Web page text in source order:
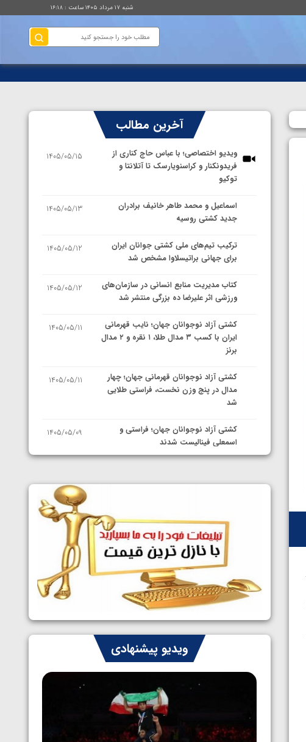
شنبه ۱۷ مرداد ۱۴۰۵ ساعت : ۱۶:۱۸
آخرین مطالب
ویدیو اختصاصی؛ با عباس حاج کناری از
فریدونکنار و کراسنویارسک تا آتلانتا و
توکیو
1405/05/15
اسماعیل و محمد طاهر خانیف برادران
جدید کشتی روسیه
1405/05/13
ترکیب تیم‌های ملی کشتی جوانان ایران
برای جهانی براتیسلاوا مشخص شد
1405/05/12
کتاب مدیریت منابع انسانی در سازمان‌های
ورزشی اثر علیرضا ده بزرگی منتشر شد
1405/05/12
کشتی آزاد نوجوانان جهان؛ نایب قهرمانی
ایران با کسب ۳ مدال طلا، ۱ نقره و ۲ مدال
برنز
1405/05/11
کشتی آزاد نوجوانان قهرمانی جهان؛ چهار
مدال در پنج وزن نخست، فراستی طلایی
شد
1405/05/11
کشتی آزاد نوجوانان جهان؛ فراستی و
اسمعلی فینالیست شدند
1405/05/09
نمایندگان ایران مشخص شدند
سوم برای ایران
1405/05/07
ایران چشم به راه چهار مدال در پنج وزن
دوم کشتی فرنگی نوجوانان جهان
1405/05/06
ویدیو پیشنهادی